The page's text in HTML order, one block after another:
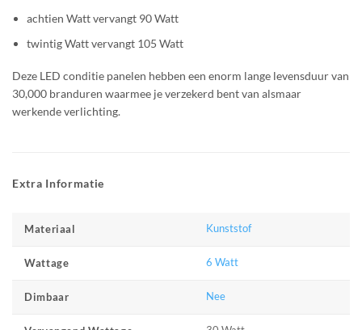
achtien Watt vervangt 90 Watt
twintig Watt vervangt 105 Watt
Deze LED conditie panelen hebben een enorm lange levensduur van
30,000 branduren waarmee je verzekerd bent van alsmaar
werkende verlichting.
Extra Informatie
Materiaal Kunststof
Wattage 6 Watt
Dimbaar Nee